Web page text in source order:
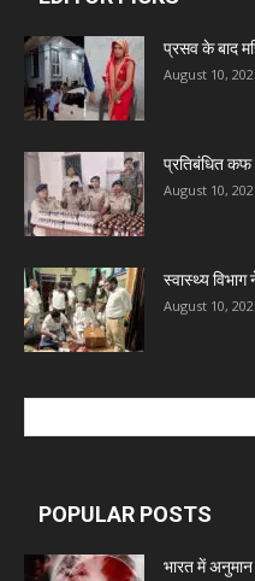
Invision Pharma
Ben Pharmaceuticals
Marxx Pharma
Mcneil & Argus
प्रसव के बाद
August 10,
प्रतिबंधित कफ
August 10,
स्वास्थ्य
August 10,
POPULAR POSTS
भारत में अनुमान